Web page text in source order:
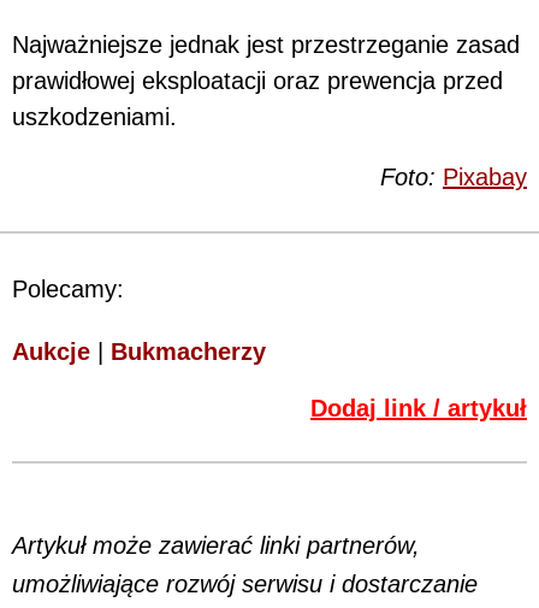
Najważniejsze jednak jest przestrzeganie zasad
prawidłowej eksploatacji oraz prewencja przed
uszkodzeniami.
Foto: Pixabay
Polecamy:
Aukcje Bukmacherzy
Dodaj link / artykuł
Artykuł może zawierać linki partnerów,
umożliwiające rozwój serwisu i dostarczanie